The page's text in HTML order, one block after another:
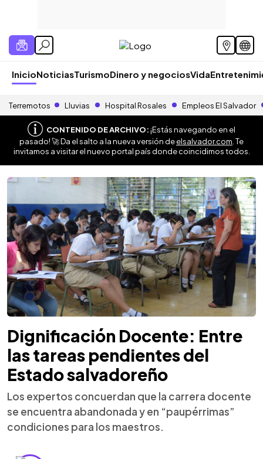
InicioNoticiasTurismoDinero y negociosVida
Terremotos Lluvias Hospital Rosales Empleos El Salvador
CONTENIDO DE ARCHIVO:¡Estás navegando en el
pasado! 🚀 Da el salto a la nueva versión deelsalvador.com . Te
invitamos a visitar el nuevo portal país donde coincidimos todos.
Dignificación Docente: Entre
las tareas pendientes del
Estado salvadoreño
Los expertos concuerdan que la carrera docente
se encuentra abandonada y en “paupérrimas”
condiciones para los maestros.